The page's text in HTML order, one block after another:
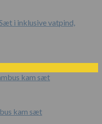
i inklusive vatpind,
kam sæt